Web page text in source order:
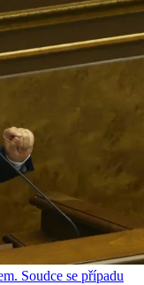
Soudce se případu